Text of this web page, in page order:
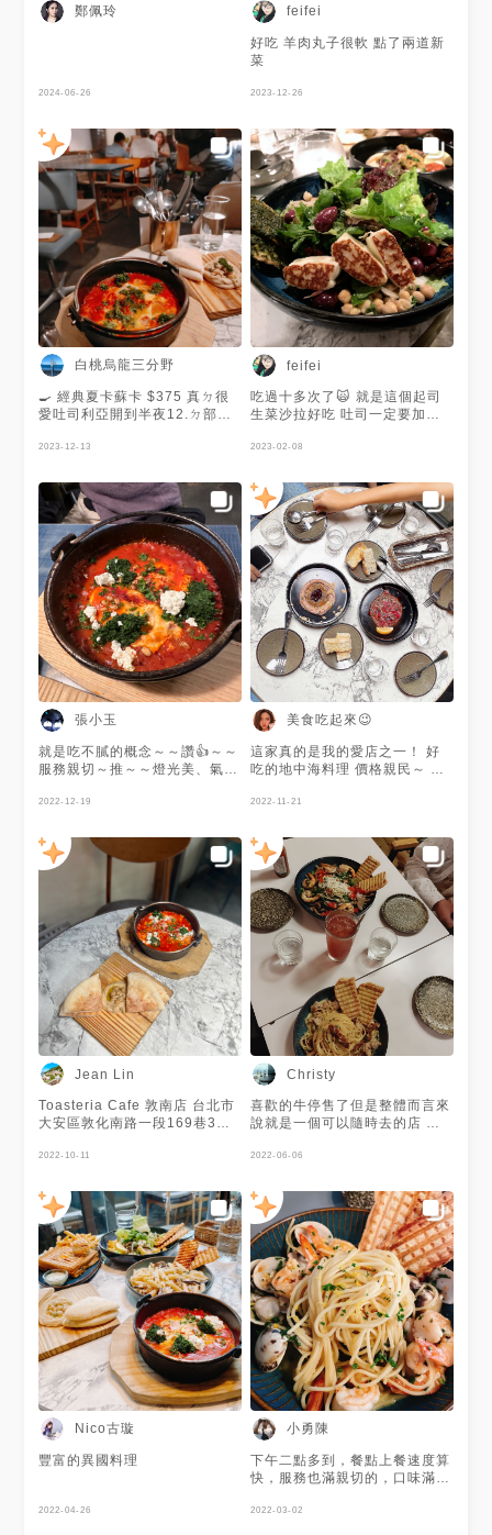
鄭佩玲
2024-06-26
feifei
好吃 羊肉丸子很軟 點了兩道新
菜
2023-12-26
白桃烏龍三分野
🍳 經典夏卡蘇卡 $375 真ㄉ很
愛吐司利亞開到半夜12.ㄉ部分
蘇卡是摩洛哥式水波蛋！還附上
是地中海的特色料理，平常不常
吃到！ 一開始還擔心自己吃不
慣鷹嘴豆泥，結果沒想到單吃一
口我超愛😍 不但沒有很衝的豆
腥味，而且口感綿密，吃起來也
很香，單吃跟夾在烤餅裡配著紅
醬水波蛋吃都很適合~ 平常就很
愛吃水波蛋的我，這道菜根本是
我的命定料理（原來我很適合地
中海料理
2023-12-13
feifei
吃過十多次了🙀 就是這個起司
生菜沙拉好吃 吐司一定要加青
2023-02-08
張小玉
就是吃不膩的概念～～讚👍～～
服務親切～推～～燈光美、氣氛
美、調味佳～～推～～可用電子
2022-12-19
美食吃起來😉
這家真的是我的愛店之一！ 好
吃的地中海料理 價格親民～ 來
我的愛 愛吃肝的 要試試酒香雞
———— 255 🔸#炙燒生鮪魚塔
塔冷盤 — 345 🔸#經典蘇卡夏
卡————345 🔸#吐司利亞沙
拉 ————315 🔸#摩洛哥羊肉
醬義大利麵— 365 . . . #吐司利
亞 #吃吃吃 #朋友 #地中海料理
#寶藏餐廳 #foodporn
#instagood #instafood
#gotoeat #tbt #me
#photooftheday #foodie
#love #toasteriacafe
#yummy
2022-11-21
Jean Lin
Toasteria Cafe 敦南店 台北市
大安區敦化南路一段169巷3號
菜 最愛夏卡蘇卡❤️ 一定會加點
即化 會想回訪的店 #toasteria
#toasteriacafe #地中海菜
2022-10-11
Christy
喜歡的牛停售了但是整體而言來
說就是一個可以隨時去的店 氣
2022-06-06
Nico古璇
豐富的異國料理
2022-04-26
小勇陳
下午二點多到，餐點上餐速度算
快，服務也滿親切的，口味滿值
2022-03-02